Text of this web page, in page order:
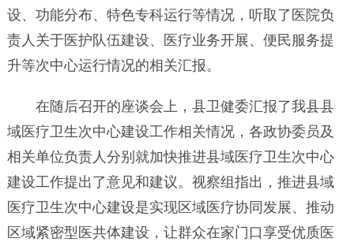
设、功能分布、特色专科运行等情况，听取了医院负
责人关于医护队伍建设、医疗业务开展、便民服务提
升等次中心运行情况的相关汇报。
在随后召开的座谈会上，县卫健委汇报了我县县
域医疗卫生次中心建设工作相关情况，各政协委员及
相关单位负责人分别就加快推进县域医疗卫生次中心
建设工作提出了意见和建议。视察组指出，推进县域
医疗卫生次中心建设是实现区域医疗协同发展、推动
区域紧密型医共体建设，让群众在家门口享受优质医